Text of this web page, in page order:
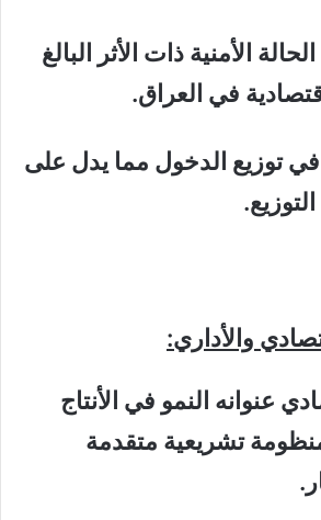
الأمنية ذات الأثر البالغ
في العراق.
توزيع الدخول مما يدل على
والأداري:
عنوانه النمو في الأنتاج
تشريعية متقدمة